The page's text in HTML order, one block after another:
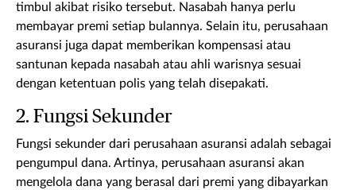
timbul akibat risiko tersebut. Nasabah hanya perlu
membayar premi setiap bulannya. Selain itu, perusahaan
asuransi juga dapat memberikan kompensasi atau
santunan kepada nasabah atau ahli warisnya sesuai
dengan ketentuan polis yang telah disepakati.
2. Fungsi Sekunder
Fungsi sekunder dari perusahaan asuransi adalah sebagai
pengumpul dana. Artinya, perusahaan asuransi akan
mengelola dana yang berasal dari premi yang dibayarkan